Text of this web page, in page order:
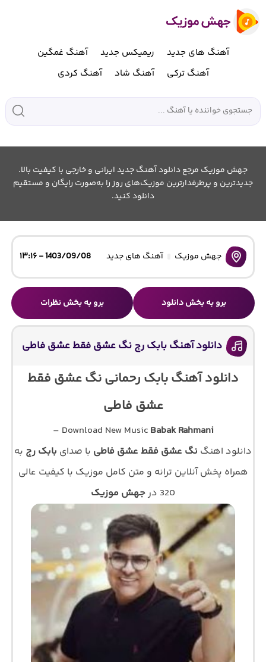
آهنگ های جدید ریمیکس جدید
آهنگ غمگین
آهنگ ترکی
آهنگ شاد آهنگ کردی
جهش موزیک مرجع دانلود آهنگ جدید ایرانی و خارجی با کیفیت بالا.
جدیدترین و پرطرفدارترین موزیک‌های روز را به‌صورت رایگان و مستقیم
دانلود کنید.
جهش موزیک آهنگ های جدید 1403/09/08 - ۱۳:۱۶
برو به بخش دانلود برو به بخش نظرات
دانلود آهنگ بابک رج نگ عشق فقط عشق فاطی
دانلود آهنگ بابک رحمانی نگ عشق فقط
عشق فاطی
Download New Music Babak Rahmani
–
دانلود اهنگ نگ عشق فقط عشق فاطی با صدای بابک رج به
همراه پخش آنلاین ترانه و متن کامل موزیک با کیفیت عالی
320 در
جهش موزیک